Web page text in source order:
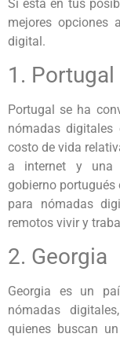
Si está en tus
mejores opciones
digital.
1. Portugal
Portugal se ha
nómadas
costo de vida
a internet y una
gobierno
para nómadas
remotos vivir y
2. Georgia
Georgia es un
nómadas
quienes buscan